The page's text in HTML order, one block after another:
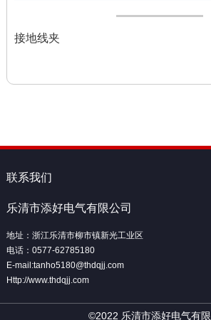
接地线夹
联系我们
乐清市添好电气有限公司
地址：浙江乐清市柳市镇新光工业区
电话：0577-62785180
E-mail:tanho5180@thdqjj.com
Http://www.thdqjj.com
©2022 乐清市添好电气有限